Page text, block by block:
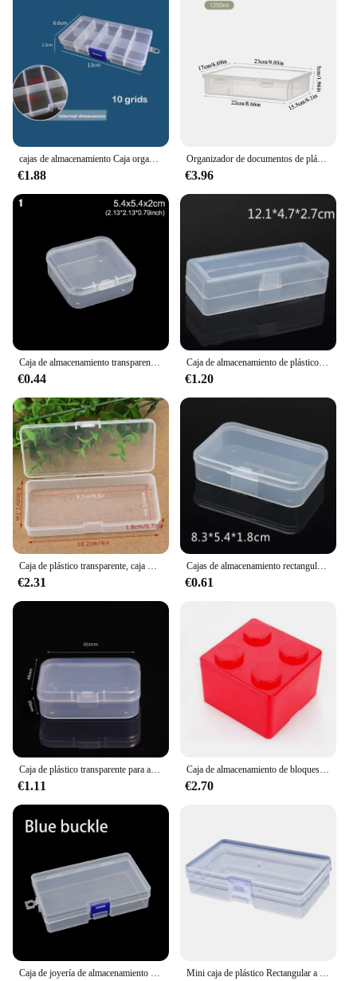
cajas de almacenamiento Caja organizadora de almacenamiento de plástico transparente, 15 rejillas, contenedor ajustable para Botón de joyería, caja rectangular
€1.88
Organizador de documentos de plástico, caja de almacenamiento de forma cuadrada transparente organizada, caja organizadora, estuche de almacenamiento de documentos de escritorio transparente
€3.96
Caja de almacenamiento transparente de 5 tamaños, estuche cuadrado para artículos pequeños, contenedor de cuentas de joyería, cajas de embalaje de plástico, estuche organizador de artículos diversos
€0.44
Caja de almacenamiento de plástico transparente, caja de embalaje de productos, estuche de vestidor, Mini estuche transparente, tamaño de salida 12,4x5x3,2 cm
€1.20
Caja de plástico transparente, caja Rectangular translúcida, caja de almacenamiento de embalaje a prueba de polvo, contenedor de joyería fuerte y duradero, 1 unidad
€2.31
Cajas de almacenamiento rectangulares de plástico transparente, contenedor de joyería, caja de embalaje para pendientes, anillos, cuentas, recolección de artículos pequeños
€0.61
Caja de plástico transparente para afeitadora, caja de almacenamiento Universal para máquina de afeitar, portátil, para hombre
€1.11
Caja de almacenamiento de bloques de construcción divertida, organizadores de almacenamiento de plástico para ahorrar espacio, regalo para niños, suministros de almacenamiento de escritorio y oficina
€2.70
Caja de joyería de almacenamiento de plástico transparente, caja de almacenamiento vacía, contenedor para cuentas, pendientes, caja rectangular de joyería, 146*85*35mm Mini caja de plástico Rectangular a prueba de polvo, caja de almacenamiento de joyería transparente duradera, contenedor translúcido, caja de embalaje